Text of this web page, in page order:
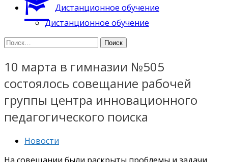
Дистанционное обучение
Дистанционное обучение
Найти:
10 марта в гимназии №505
состоялось совещание рабочей
группы центра инновационного
педагогического поиска
Новости